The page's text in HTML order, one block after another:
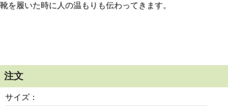
靴を履いた時に人の温もりも伝わってきます。
注文
サイズ：